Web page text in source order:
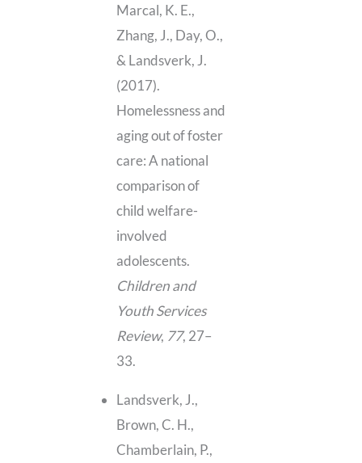
Marcal, K. E.,
Zhang, J., Day, O.,
& Landsverk, J.
(2017).
Homelessness and
aging out of foster
care: A national
comparison of
child welfare-
involved
adolescents.
Children and
Youth Services
Review, 77, 27–
33.
Landsverk, J.,
Brown, C. H.,
Chamberlain, P.,